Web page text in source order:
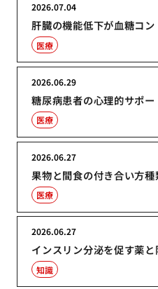
肝臓の機能低下が血糖コ
2026.07.04
医療
糖尿病患者の心理的サポ
2026.06.29
医療
果物と間食の付き合い方
2026.06.27
医療
インスリン分泌を促す薬
2026.06.27
知識